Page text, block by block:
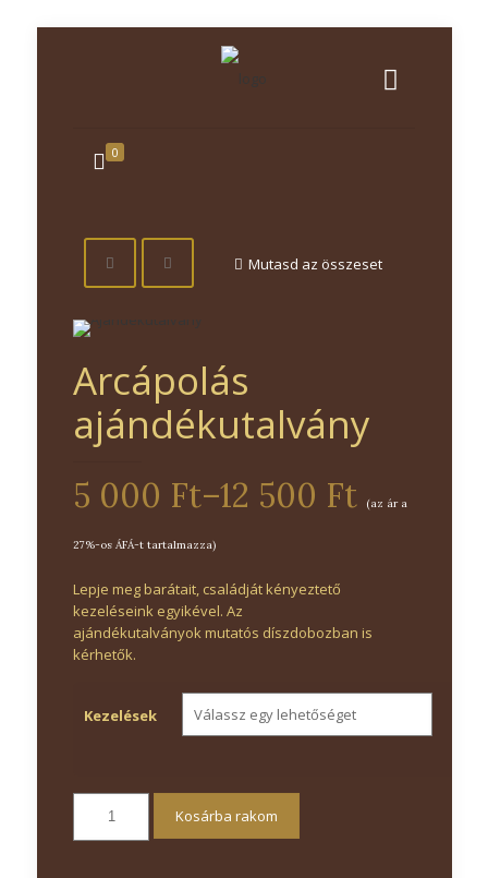
0
Mutasd az összeset
Arcápolás
ajándékutalvány
5 000 Ft–12 500 Ft (az ár a
27%-os ÁFÁ-t tartalmazza)
Lepje meg barátait, családját kényeztető
kezeléseink egyikével. Az
ajándékutalványok mutatós díszdobozban is
kérhetők.
Kezelések
Kosárba rakom